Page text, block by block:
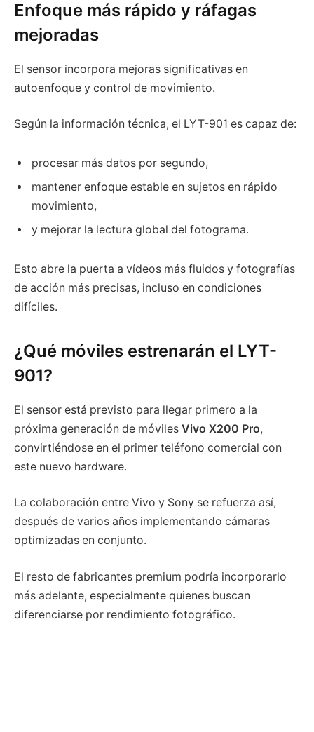
Enfoque más rápido y ráfagas
mejoradas
El sensor incorpora mejoras significativas en
autoenfoque y control de movimiento.
Según la información técnica, el LYT-901 es capaz de:
procesar más datos por segundo,
mantener enfoque estable en sujetos en rápido
movimiento,
y mejorar la lectura global del fotograma.
Esto abre la puerta a vídeos más fluidos y fotografías
de acción más precisas, incluso en condiciones
difíciles.
¿Qué móviles estrenarán el LYT-
901?
El sensor está previsto para llegar primero a la
próxima generación de móviles Vivo X200 Pro,
convirtiéndose en el primer teléfono comercial con
este nuevo hardware.
La colaboración entre Vivo y Sony se refuerza así,
después de varios años implementando cámaras
optimizadas en conjunto.
El resto de fabricantes premium podría incorporarlo
más adelante, especialmente quienes buscan
diferenciarse por rendimiento fotográfico.